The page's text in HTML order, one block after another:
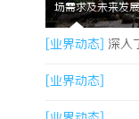
场需求及未来发
[业界动态] 深入
状与发展趋势
[业界动态]